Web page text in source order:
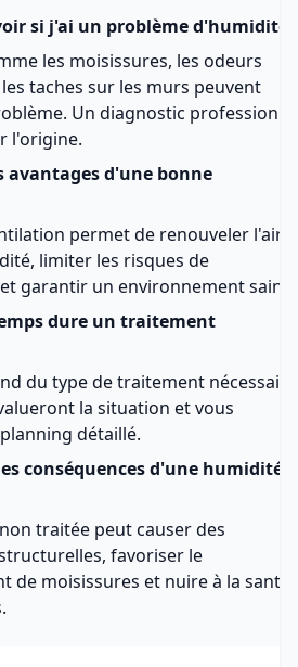
si j'ai un problème d'humidité
les moisissures, les odeurs
taches sur les murs peuvent
Un diagnostic
l'origine.
avantages d'une bonne
permet de renouveler l'air,
limiter les risques de
garantir un environnement sain.
dure un traitement
du type de traitement
la situation et vous
détaillé.
conséquences d'une humidité
traitée peut causer des
favoriser le
de moisissures et nuire à la santé